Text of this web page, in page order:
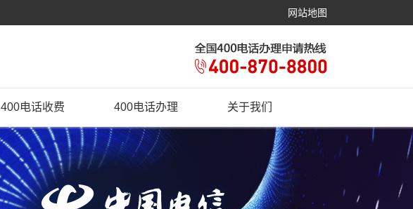
网站地图
400电话收费 400电话办理 关于我们